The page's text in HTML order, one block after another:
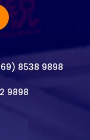
8538 9898
9898